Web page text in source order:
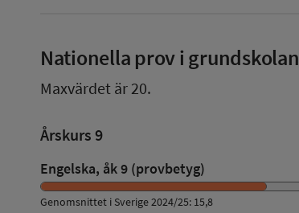
Nationella prov i grundskolan
Maxvärdet är 20.
Årskurs 9
Engelska, åk 9 (provbetyg)
Genomsnittet i Sverige 2024/25: 15,8